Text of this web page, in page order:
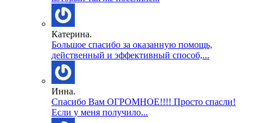
Катерина.
Большое спасибо за оказанную помощь,
действенный и эффективный способ,...
Инна.
Спасибо Вам ОГРОМНОЕ!!!! Просто спасли!
Если у меня получило...